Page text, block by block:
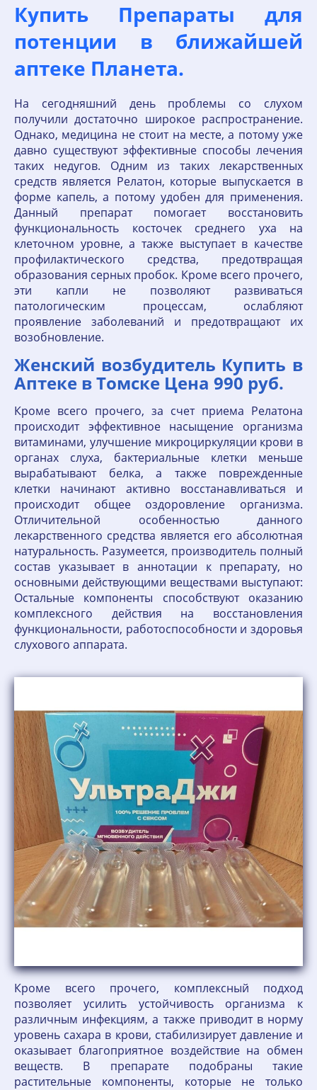
Купить Препараты для
потенции в ближайшей
аптеке Планета.
На сегодняшний день проблемы со слухом
получили достаточно широкое распространение.
Однако, медицина не стоит на месте, а потому уже
давно существуют эффективные способы лечения
таких недугов. Одним из таких лекарственных
средств является Релатон, которые выпускается в
форме капель, а потому удобен для применения.
Данный препарат помогает восстановить
функциональность косточек среднего уха на
клеточном уровне, а также выступает в качестве
профилактического средства, предотвращая
образования серных пробок. Кроме всего прочего,
эти капли не позволяют развиваться
патологическим процессам, ослабляют
проявление заболеваний и предотвращают их
возобновление.
Женский возбудитель Купить в
Аптеке в Томске Цена 990 руб.
Кроме всего прочего, за счет приема Релатона
происходит эффективное насыщение организма
витаминами, улучшение микроциркуляции крови в
органах слуха, бактериальные клетки меньше
вырабатывают белка, а также поврежденные
клетки начинают активно восстанавливаться и
происходит общее оздоровление организма.
Отличительной особенностью данного
лекарственного средства является его абсолютная
натуральность. Разумеется, производитель полный
состав указывает в аннотации к препарату, но
основными действующими веществами выступают:
Остальные компоненты способствуют оказанию
комплексного действия на восстановления
функциональности, работоспособности и здоровья
слухового аппарата.
Кроме всего прочего, комплексный подход
позволяет усилить устойчивость организма к
различным инфекциям, а также приводит в норму
уровень сахара в крови, стабилизирует давление и
оказывает благоприятное воздействие на обмен
веществ. В препарате подобраны такие
растительные компоненты, которые не только